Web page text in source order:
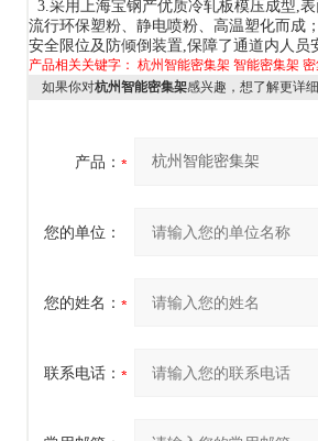
3.采用上海宝钢产优质冷轧板模压成型,
流行环保塑粉、静电喷粉、高温塑化而成
安全限位及防倾倒装置,保障了通道内人员
产品相关关键字： 杭州智能密集架 智能密集架
如果你对杭州智能密集架感兴趣，想了解更详
产品：
您的单位：
您的姓名：
联系电话：